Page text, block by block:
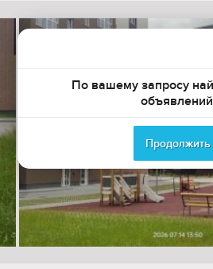
По вашему запросу
Продолжить